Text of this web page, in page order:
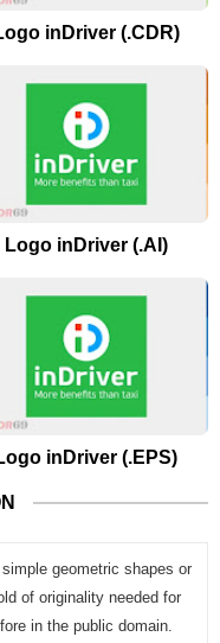
inDriver (.CDR)
Logo inDriver (.AI)
inDriver (.EPS)
geometric shapes or
of originality needed for
in the public domain.